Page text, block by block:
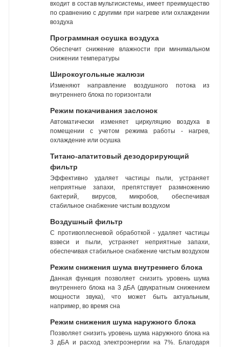
входит в состав мультисистемы, имеет преимущество
по сравнению с другими при нагреве или охлаждении
воздуха
Программная осушка воздуха
Обеспечит снижение влажности при минимальном
снижении температуры
Широкоугольные жалюзи
Изменяют направление воздушного потока из
внутреннего блока по горизонтали
Режим покачивания заслонок
Автоматически изменяет циркуляцию воздуха в
помещении с учетом режима работы - нагрев,
охлаждение или осушка
Титано-апатитовый дезодорирующий
фильтр
Эффективно удаляет частицы пыли, устраняет
неприятные запахи, препятствует размножению
бактерий, вирусов, микробов, обеспечивая
стабильное снабжение чистым воздухом
Воздушный фильтр
С противоплесневой обработкой - удаляет частицы
взвеси и пыли, устраняет неприятные запахи,
обеспечивая стабильное снабжение чистым воздухом
Режим снижения шума внутреннего блока
Данная функция позволяет снизить уровень шума
внутреннего блока на 3 дБА (двукратным снижением
мощности звука), что может быть актуальным,
например, во время сна
Режим снижения шума наружного блока
Позволяет снизить уровень шума наружного блока на
3 дБА и расход электроэнергии на 7%. Благодаря